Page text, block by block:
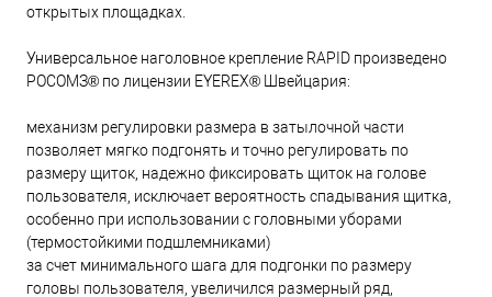
открытых площадках.
Универсальное наголовное крепление RAPID произведено
РОСОМЗ® по лицензии EYEREX® Швейцария:
механизм регулировки размера в затылочной части
позволяет мягко подгонять и точно регулировать по
размеру щиток, надежно фиксировать щиток на голове
пользователя, исключает вероятность спадывания щитка,
особенно при использовании с головными уборами
(термостойкими подшлемниками)
за счет минимального шага для подгонки по размеру
головы пользователя, увеличился размерный ряд,